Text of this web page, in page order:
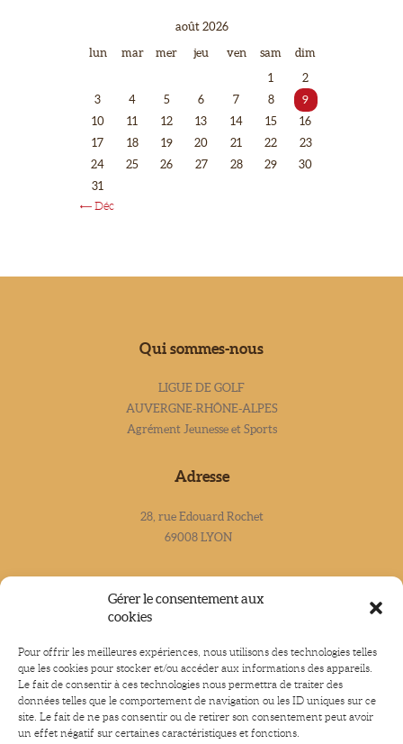
Gérer le consentement aux
cookies
Pour offrir les meilleures expériences, nous utilisons des technologies telles
que les cookies pour stocker et/ou accéder aux informations des appareils.
Le fait de consentir à ces technologies nous permettra de traiter des
données telles que le comportement de navigation ou les ID uniques sur ce
site. Le fait de ne pas consentir ou de retirer son consentement peut avoir
un effet négatif sur certaines caractéristiques et fonctions.
août 2026
lun
mar mer jeu ven sam
dim
1
2
3
4 5 6 7 8
9
10
11 12 13 14 15
16
17
18 19 20 21 22
23
24
25 26 27 28 29
30
31
« Déc
Qui sommes-nous
LIGUE DE GOLF
AUVERGNE-RHÔNE-ALPES
Agrément Jeunesse et Sports
Adresse
28, rue Edouard Rochet
69008 LYON
Tél : 04.78.24.76.61 -
Email : contact@liguegolfaura.com
HOME ACTUALITÉS